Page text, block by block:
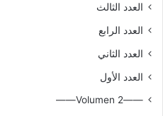
العدد الثالث
العدد الرابع
العدد الثاني
العدد الأول
——Volumen 2——